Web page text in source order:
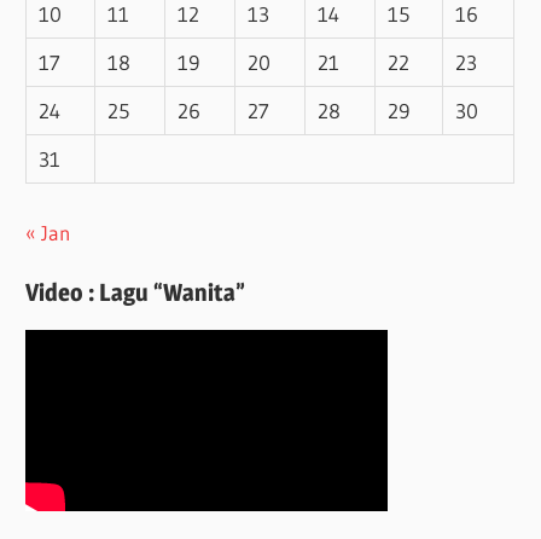
10
11 12 13 14 15
16
17
18 19 20 21 22
23
24
25 26 27 28 29
30
31
« Jan
Video : Lagu “Wanita”